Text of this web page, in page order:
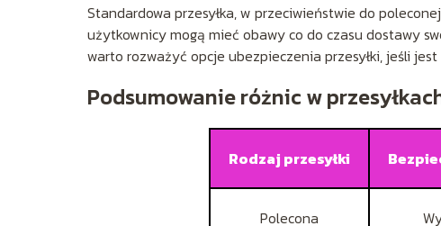
Standardowa przesyłka, w przeciwieństwie do
użytkownicy mogą mieć obawy co do czasu dostawy
warto rozważyć opcje ubezpieczenia przesyłki, jeśli
Podsumowanie różnic w
Rodzaj przesyłki
Polecona